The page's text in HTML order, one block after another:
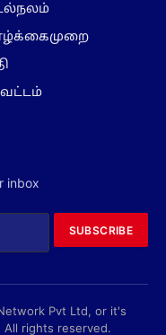
inbox
SUBSCRIBE
Pvt Ltd, or it's
All rights reserved.